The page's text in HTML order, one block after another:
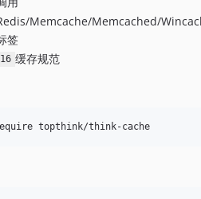
Memcache/Memcached/
签
缓存规范